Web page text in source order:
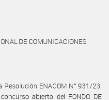
DE COMUNICACIONES
Resolución ENACOM N° 931/23,
abierto del FONDO DE